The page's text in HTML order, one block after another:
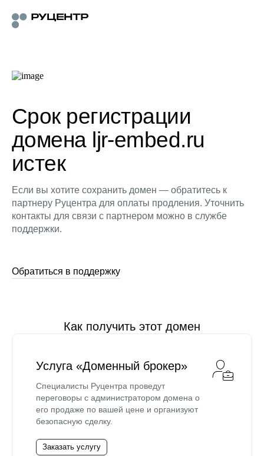
Срок регистрации
домена ljr-embed.ru
истек
Если вы хотите сохранить домен — обратитесь к
партнеру Руцентра для оплаты продления. Уточнить
контакты для связи с партнером можно в службе
поддержки.
Обратиться в поддержку
Как получить этот домен
Услуга «Доменный брокер»
Специалисты Руцентра проведут
переговоры с администратором домена о
его продаже по вашей цене и организуют
безопасную сделку.
Заказать услугу